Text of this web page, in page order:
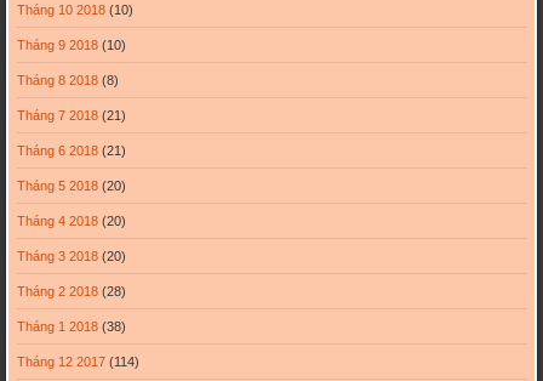
Tháng 10 2018(10)
Tháng 9 2018(10)
Tháng 8 2018(8)
Tháng 7 2018(21)
Tháng 6 2018(21)
Tháng 5 2018(20)
Tháng 4 2018(20)
Tháng 3 2018(20)
Tháng 2 2018(28)
Tháng 1 2018(38)
Tháng 12 2017(114)